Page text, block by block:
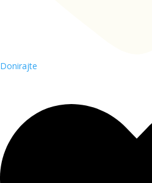
Donirajte